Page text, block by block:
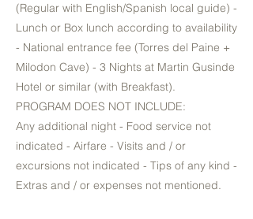
(Regular with English/Spanish local guide) -
Lunch or Box lunch according to availability
- National entrance fee (Torres del Paine +
Milodon Cave) - 3 Nights at Martin Gusinde
Hotel or similar (with Breakfast).
PROGRAM DOES NOT INCLUDE:
Any additional night - Food service not
indicated - Airfare - Visits and / or
excursions not indicated - Tips of any kind -
Extras and / or expenses not mentioned.